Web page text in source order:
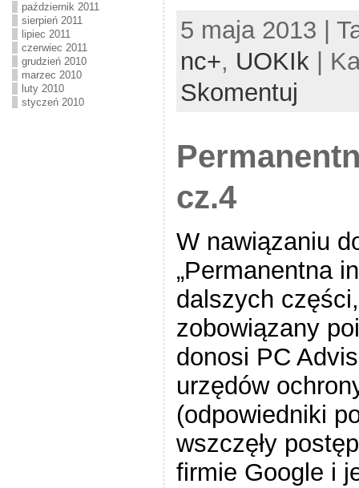
październik 2011
sierpień 2011
lipiec 2011
czerwiec 2011
grudzień 2010
marzec 2010
luty 2010
styczeń 2010
5 maja 2013 |
nc+, UOKIk |
Skomentuj
cz.4
W nawiązaniu
„Permanentna
dalszych
zobowiązany
donosi PC
urzędów
(odpowiedniki
wszczęły
firmie Google i